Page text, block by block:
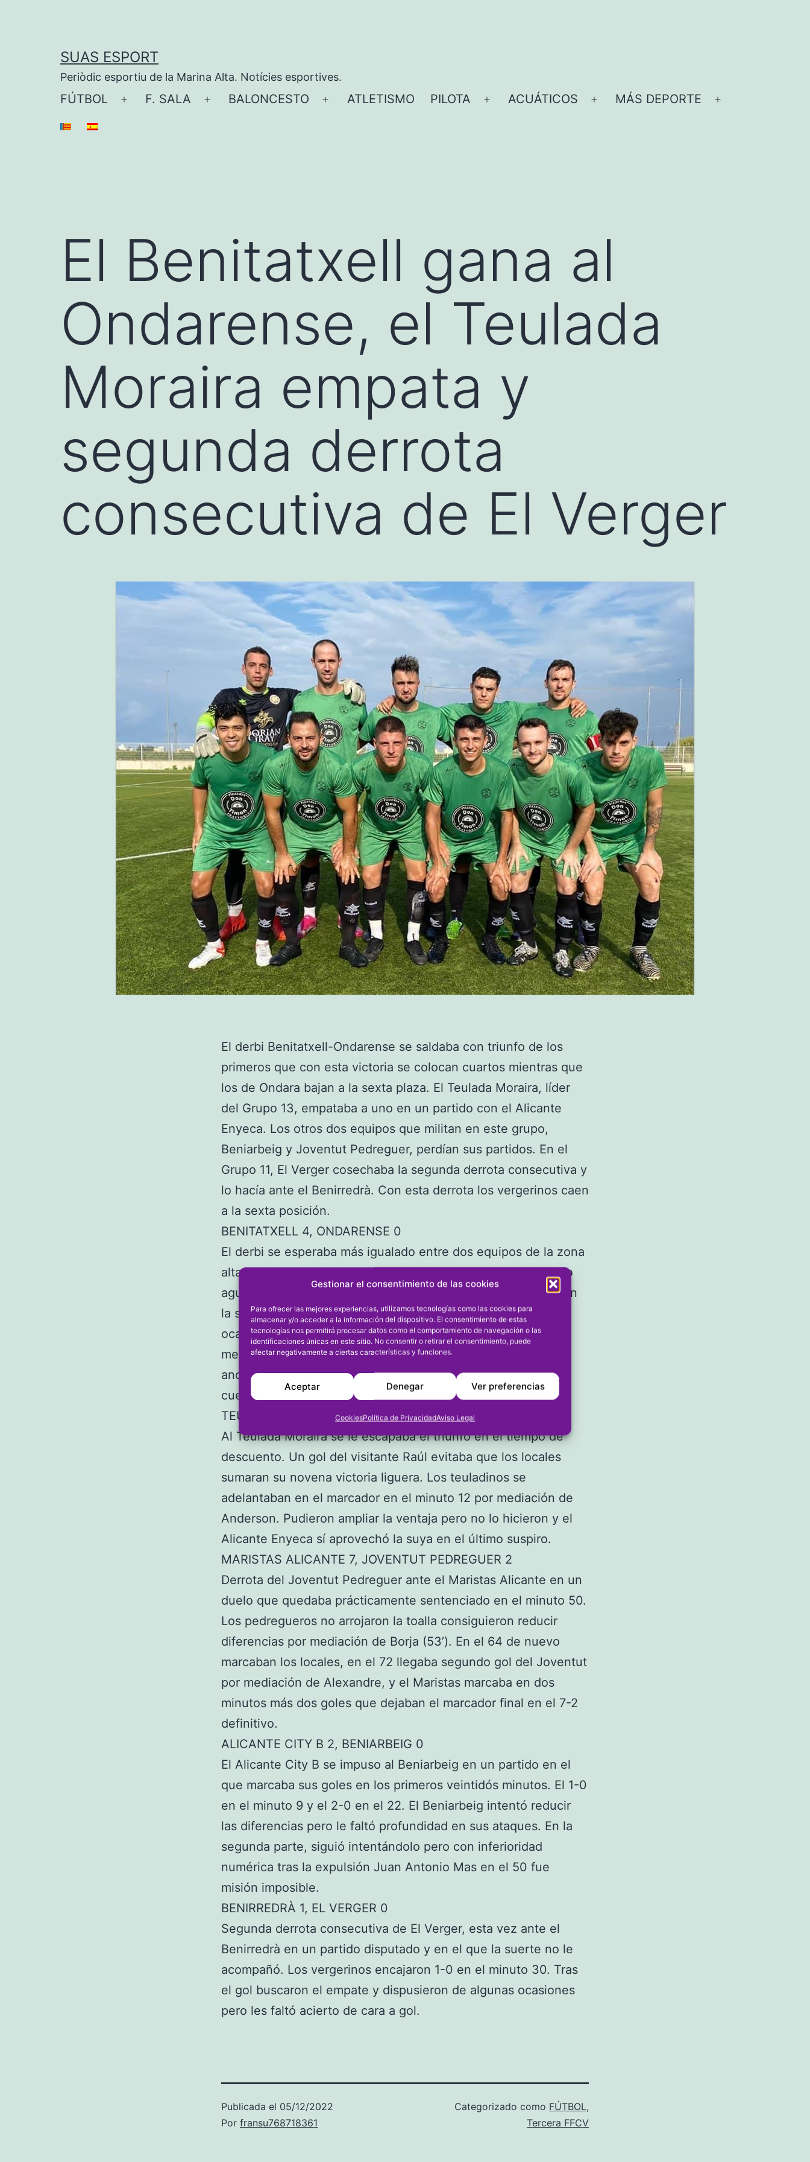
Gestionar el consentimiento de las cookies
Para ofrecer las mejores experiencias, utilizamos tecnologías como las cookies para
almacenar y/o acceder a la información del dispositivo. El consentimiento de estas
tecnologías nos permitirá procesar datos como el comportamiento de navegación o las
identificaciones únicas en este sitio. No consentir o retirar el consentimiento, puede
afectar negativamente a ciertas características y funciones.
Aceptar Denegar Ver preferencias
CookiesPolítica de PrivacidadAviso Legal
SUAS ESPORT
Periòdic esportiu de la Marina Alta. Notícies esportives.
FÚTBOL
Abrir
F. SALA
Abrir
BALONCESTO
Abrir
ATLETISMO PILOTA
Abrir
ACUÁTICOS
Abrir
MÁS DEPORTE
El Benitatxell gana al
Ondarense, el Teulada
Moraira empata y
segunda derrota
consecutiva de El Verger
El derbi Benitatxell-Ondarense se saldaba con triunfo de los
primeros que con esta victoria se colocan cuartos mientras que
los de Ondara bajan a la sexta plaza. El Teulada Moraira, líder
del Grupo 13, empataba a uno en un partido con el Alicante
Enyeca. Los otros dos equipos que militan en este grupo,
Beniarbeig y Joventut Pedreguer, perdían sus partidos. En el
Grupo 11, El Verger cosechaba la segunda derrota consecutiva y
lo hacía ante el Benirredrà. Con esta derrota los vergerinos caen
a la sexta posición.
BENITATXELL 4, ONDARENSE 0
El derbi se esperaba más igualado entre dos equipos de la zona
alta de la tabla. En el primer tiempo el equipo de Ondara supo
aguantar el empuje local, llegándose al descanso sin goles. En
la segunda mitad, el Benitatxell aprovechó muy bien sus
ocasiones marcando el primer gol en el minuto 64 por
mediación de Marc Roselló. Tres minutos después Carrió
anotaba el 2-0. Adrián Serrat (78’) y Pablo (88’) cerraban la
cuenta.
TEULADA MORAIRA 1, ALICANTE ENYECA 1
Al Teulada Moraira se le escapaba el triunfo en el tiempo de
descuento. Un gol del visitante Raúl evitaba que los locales
sumaran su novena victoria liguera. Los teuladinos se
adelantaban en el marcador en el minuto 12 por mediación de
Anderson. Pudieron ampliar la ventaja pero no lo hicieron y el
Alicante Enyeca sí aprovechó la suya en el último suspiro.
MARISTAS ALICANTE 7, JOVENTUT PEDREGUER 2
Derrota del Joventut Pedreguer ante el Maristas Alicante en un
duelo que quedaba prácticamente sentenciado en el minuto 50.
Los pedregueros no arrojaron la toalla consiguieron reducir
diferencias por mediación de Borja (53’). En el 64 de nuevo
marcaban los locales, en el 72 llegaba segundo gol del Joventut
por mediación de Alexandre, y el Maristas marcaba en dos
minutos más dos goles que dejaban el marcador final en el 7-2
definitivo.
ALICANTE CITY B 2, BENIARBEIG 0
El Alicante City B se impuso al Beniarbeig en un partido en el
que marcaba sus goles en los primeros veintidós minutos. El 1-0
en el minuto 9 y el 2-0 en el 22. El Beniarbeig intentó reducir
las diferencias pero le faltó profundidad en sus ataques. En la
segunda parte, siguió intentándolo pero con inferioridad
numérica tras la expulsión Juan Antonio Mas en el 50 fue
misión imposible.
BENIRREDRÀ 1, EL VERGER 0
Segunda derrota consecutiva de El Verger, esta vez ante el
Benirredrà en un partido disputado y en el que la suerte no le
acompañó. Los vergerinos encajaron 1-0 en el minuto 30. Tras
el gol buscaron el empate y dispusieron de algunas ocasiones
pero les faltó acierto de cara a gol.
Publicada el 05/12/2022
Por fransu768718361
Categorizado como FÚTBOL,
Tercera FFCV